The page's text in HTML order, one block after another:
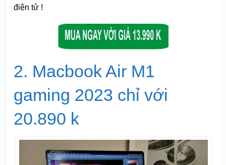
điện tử !
2. Macbook Air M1
gaming 2023 chỉ với
20.890 k